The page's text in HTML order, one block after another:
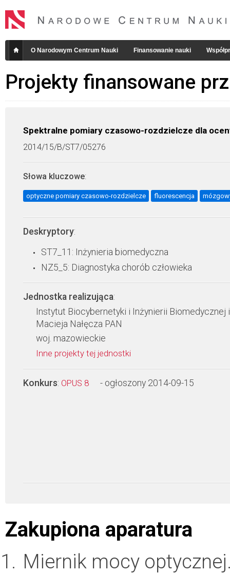
O Narodowym Centrum Nauki Finansowanie nauki
Projekty finansowane
Spektralne pomiary czasowo-rozdzielcze dla
2014/15/B/ST7/05276
Słowa kluczowe:
optyczne pomiary czasowo-rozdzielcze fluorescencja
Deskryptory:
ST7_11: Inżynieria biomedyczna
NZ5_5: Diagnostyka chorób człowieka
Jednostka realizująca:
Instytut Biocybernetyki i Inżynierii Biomedycznej
Macieja Nałęcza PAN
woj. mazowieckie
Inne projekty tej jednostki
Konkurs: OPUS 8 - ogłoszony 2014-09-15
Zakupiona aparatura
Miernik mocy